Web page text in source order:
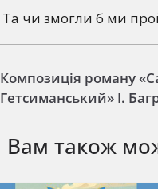
Та чи змогли б ми
Композиція роману
Гетсиманський» І.
Вам також